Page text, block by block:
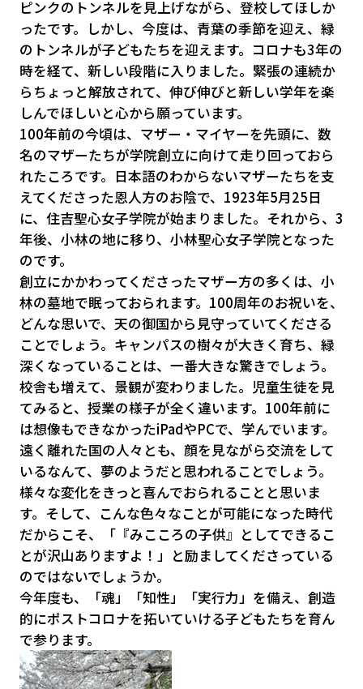
ピンクのトンネルを見上げながら、登校してほしか
ったです。しかし、今度は、青葉の季節を迎え、緑
のトンネルが子どもたちを迎えます。コロナも3年の
時を経て、新しい段階に入りました。緊張の連続か
らちょっと解放されて、伸び伸びと新しい学年を楽
しんでほしいと心から願っています。
100年前の今頃は、マザー・マイヤーを先頭に、数
名のマザーたちが学院創立に向けて走り回っておら
れたころです。日本語のわからないマザーたちを支
えてくださった恩人方のお陰で、1923年5月25日
に、住吉聖心女子学院が始まりました。それから、3
年後、小林の地に移り、小林聖心女子学院となった
のです。
創立にかかわってくださったマザー方の多くは、小
林の墓地で眠っておられます。100周年のお祝いを、
どんな思いで、天の御国から見守っていてくださる
ことでしょう。キャンパスの樹々が大きく育ち、緑
深くなっていることは、一番大きな驚きでしょう。
校舎も増えて、景観が変わりました。児童生徒を見
てみると、授業の様子が全く違います。100年前に
は想像もできなかったiPadやPCで、学んでいます。
遠く離れた国の人々とも、顔を見ながら交流をして
いるなんて、夢のようだと思われることでしょう。
様々な変化をきっと喜んでおられることと思いま
す。そして、こんな色々なことが可能になった時代
だからこそ、「『みこころの子供』としてできるこ
とが沢山ありますよ！」と励ましてくださっている
のではないでしょうか。
今年度も、「魂」「知性」「実行力」を備え、創造
的にポストコロナを拓いていける子どもたちを育ん
で参ります。